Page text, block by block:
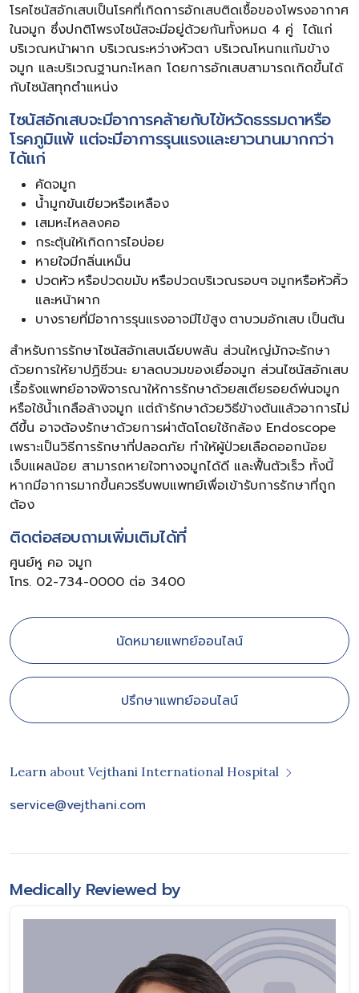
โรคไซนัสอักเสบเป็นโรคที่เกิดการอักเสบติดเชื้อของโพรงอากาศ
ในจมูก ซึ่งปกติโพรงไซนัสจะมีอยู่ด้วยกันทั้งหมด 4 คู่ ได้แก่
บริเวณหน้าผาก บริเวณระหว่างหัวตา บริเวณโหนกแก้มข้าง
จมูก และบริเวณฐานกะโหลก โดยการอักเสบสามารถเกิดขึ้นได้
กับไซนัสทุกตำแหน่ง
ไซนัสอักเสบจะมีอาการคล้ายกับไข้หวัดธรรมดาหรือ
โรคภูมิแพ้ แต่จะมีอาการรุนแรงและยาวนานมากกว่า
ได้แก่
คัดจมูก
น้ำมูกข้นเขียวหรือเหลือง
เสมหะไหลลงคอ
กระตุ้นให้เกิดการไอบ่อย
หายใจมีกลิ่นเหม็น
ปวดหัว หรือปวดขมับ หรือปวดบริเวณรอบๆ จมูกหรือหัวคิ้ว
และหน้าผาก
บางรายที่มีอาการรุนแรงอาจมีไข้สูง ตาบวมอักเสบ เป็นต้น
สำหรับการรักษาไซนัสอักเสบเฉียบพลัน ส่วนใหญ่มักจะรักษา
ด้วยการให้ยาปฏิชีวนะ ยาลดบวมของเยื่อจมูก ส่วนไซนัสอักเสบ
เรื้อรังแพทย์อาจพิจารณาให้การรักษาด้วยสเตียรอยด์พ่นจมูก
หรือใช้น้ำเกลือล้างจมูก แต่ถ้ารักษาด้วยวิธีข้างต้นแล้วอาการไม่
ดีขึ้น อาจต้องรักษาด้วยการผ่าตัดโดยใช้กล้อง Endoscope
เพราะเป็นวิธีการรักษาที่ปลอดภัย ทำให้ผู้ป่วยเลือดออกน้อย
เจ็บแผลน้อย สามารถหายใจทางจมูกได้ดี และฟื้นตัวเร็ว ทั้งนี้
หากมีอาการมากขึ้นควรรีบพบแพทย์เพื่อเข้ารับการรักษาที่ถูก
ต้อง
ติดต่อสอบถามเพิ่มเติมได้ที่
ศูนย์หู คอ จมูก
โทร. 02-734-0000 ต่อ 3400
นัดหมายแพทย์ออนไลน์
ปรึกษาแพทย์ออนไลน์
Learn about Vejthani International Hospital
service@vejthani.com
Medically Reviewed by